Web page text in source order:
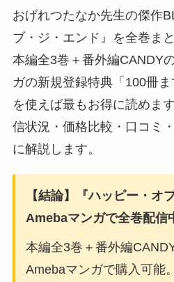
おげれつたなか先生の傑作
ブ・ジ・エンド』を全巻ま
本編全3巻＋番外編CANDY
ガの新規登録特典「100冊ま
を使えば最もお得に読めま
信状況・価格比較・口コミ
に解説します。
【結論】『ハッピー・オ
Amebaマンガで全巻配信
本編全3巻＋番外編
Amebaマンガで購入可能